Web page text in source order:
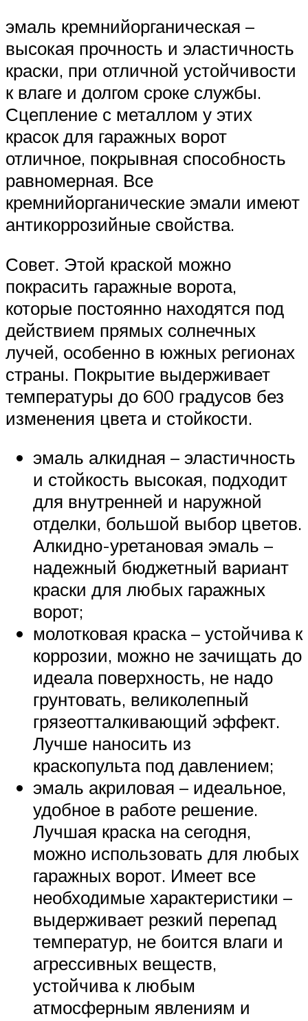
эмаль кремнийорганическая –
высокая прочность и эластичность
краски, при отличной устойчивости
к влаге и долгом сроке службы.
Сцепление с металлом у этих
красок для гаражных ворот
отличное, покрывная способность
равномерная. Все
кремнийорганические эмали имеют
антикоррозийные свойства.
Совет. Этой краской можно
покрасить гаражные ворота,
которые постоянно находятся под
действием прямых солнечных
лучей, особенно в южных регионах
страны. Покрытие выдерживает
температуры до 600 градусов без
изменения цвета и стойкости.
эмаль алкидная – эластичность
и стойкость высокая, подходит
для внутренней и наружной
отделки, большой выбор цветов.
Алкидно-уретановая эмаль –
надежный бюджетный вариант
краски для любых гаражных
ворот;
молотковая краска – устойчива к
коррозии, можно не зачищать до
идеала поверхность, не надо
грунтовать, великолепный
грязеотталкивающий эффект.
Лучше наносить из
краскопульта под давлением;
эмаль акриловая – идеальное,
удобное в работе решение.
Лучшая краска на сегодня,
можно использовать для любых
гаражных ворот. Имеет все
необходимые характеристики –
выдерживает резкий перепад
температур, не боится влаги и
агрессивных веществ,
устойчива к любым
атмосферным явлениям и